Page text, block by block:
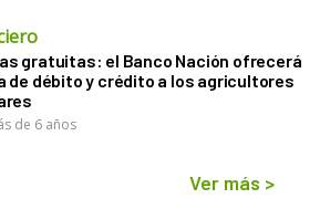
gratuitas: el Banco Nación ofrecerá
de débito y crédito a los agricultores
de 6 años
Ver más >